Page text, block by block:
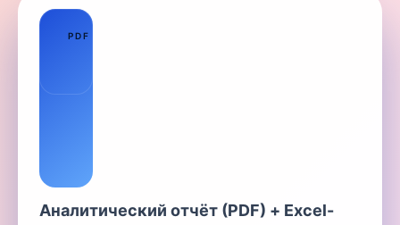
PDF
Аналитический отчёт (PDF) + Excel-